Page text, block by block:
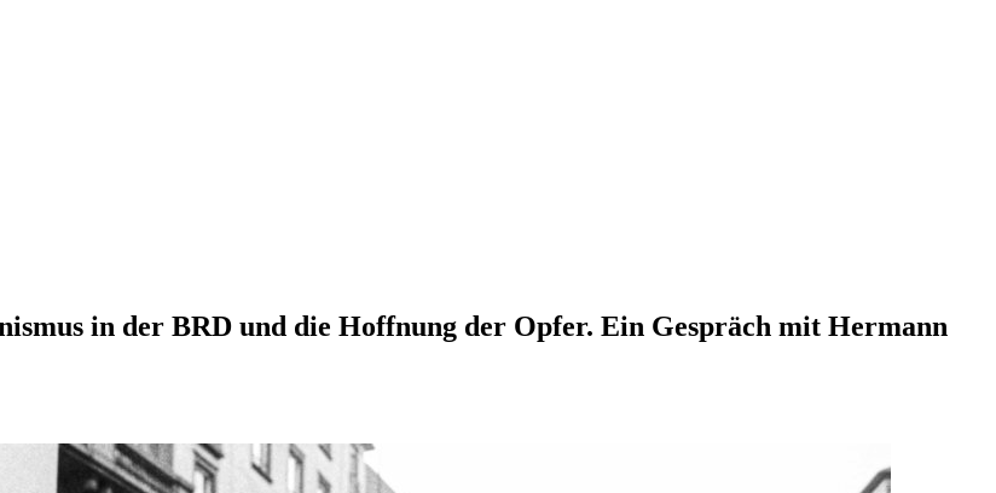
in der BRD und die Hoffnung der Opfer. Ein Gespräch mit Hermann